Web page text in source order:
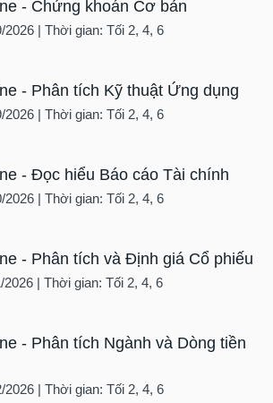
- Chứng khoán Cơ bản
2026 | Thời gian: Tối 2, 4, 6
- Phân tích Kỹ thuật Ứng dụng
2026 | Thời gian: Tối 2, 4, 6
- Đọc hiểu Báo cáo Tài chính
2026 | Thời gian: Tối 2, 4, 6
- Phân tích và Định giá Cổ phiếu
2026 | Thời gian: Tối 2, 4, 6
- Phân tích Ngành và Dòng tiền
2026 | Thời gian: Tối 2, 4, 6